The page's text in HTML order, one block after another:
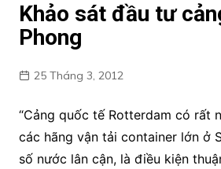
Khảo sát đầu tư
Phong
25 Tháng 3, 2012
“Cảng quốc tế Rotterdam có rất
các hãng vận tải container lớn ở
số nước lân cận, là điều kiện